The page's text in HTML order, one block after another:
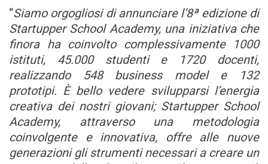
“Siamo orgogliosi di annunciare l’8ª edizione di
Startupper School Academy, una iniziativa che
finora ha coinvolto complessivamente 1000
istituti, 45.000 studenti e 1720 docenti,
realizzando 548 business model e 132
prototipi. È bello vedere svilupparsi l’energia
creativa dei nostri giovani; Startupper School
Academy, attraverso una metodologia
coinvolgente e innovativa, offre alle nuove
generazioni gli strumenti necessari a creare un